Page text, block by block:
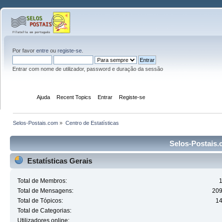
Por favor entre ou registe-se
Entrar com nome de utilizador, password e duração da sessão
Ajuda Recent Topics Entrar Registe-se
Selos-Postais.com » Centro de Estatísticas
Selos-
Estatísticas Gerais
Total de Membros:
Total de Mensagens:
Total de Tópicos:
Total de Categorias:
Utilizadores online: